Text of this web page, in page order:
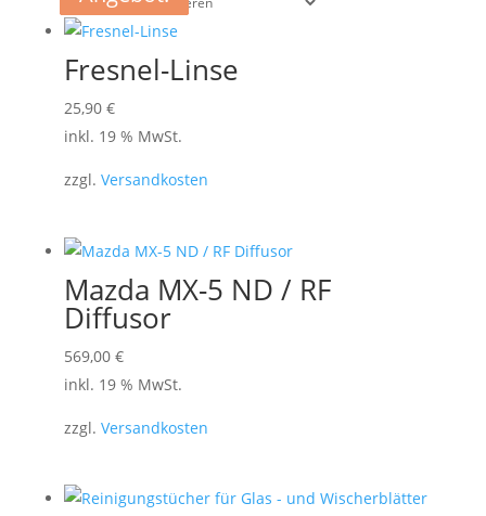
Fresnel-Linse
25,90 €
inkl. 19 % MwSt.
zzgl. Versandkosten
Mazda MX-5 ND / RF
Diffusor
569,00 €
inkl. 19 % MwSt.
zzgl. Versandkosten